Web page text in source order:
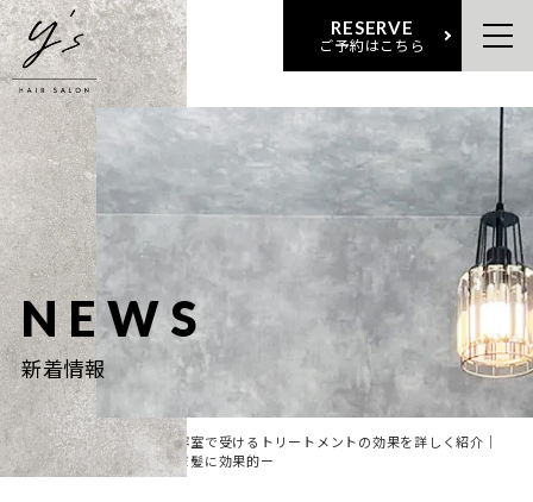
RESERVE
ご予約はこちら
NEWS
新着情報
ホー
ム
新着情
報
ー美容室で受けるトリートメントの効果を詳しく紹介｜
傷んだ髪に効果的ー